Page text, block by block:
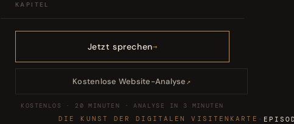
KAPITEL
01 Angebote
Podcasts
Jetzt sprechen
Kostenlose Website-Analyse↗
KOSTENLOS · 20 MINUTEN · ANALYSE IN 3 MINUTEN
DIE KUNST DER DIGITALEN VISITENKARTE ·